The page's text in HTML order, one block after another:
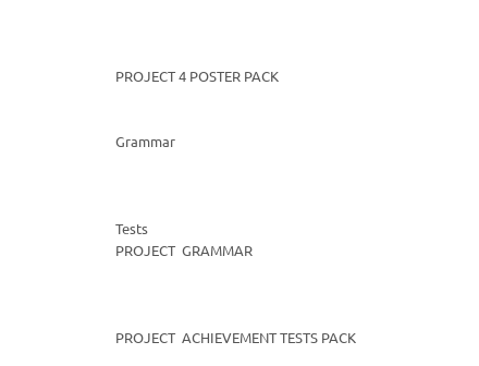
PROJECT 4 POSTER PACK
Grammar
Tests
PROJECT GRAMMAR
PROJECT ACHIEVEMENT TESTS PACK